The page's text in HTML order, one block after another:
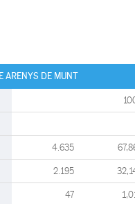
ARENYS DE MUNT
4.635
2.195
47